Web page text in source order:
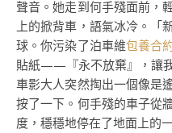
聲音。她走到何手殘面前，
上的掀背車，語氣冰冷。「
球。你污染了泊車維包養合
貼紙——『永不放棄』，讓
車影大人突然掏出一個像是
按了一下。何手殘的車子從
度，穩穩地停在了地面上